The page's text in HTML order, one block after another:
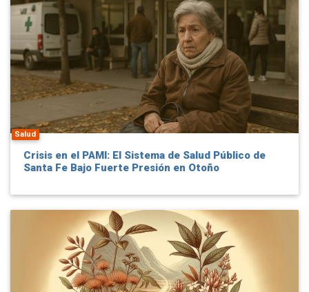
Salud
Crisis en el PAMI: El Sistema de Salud Público de
Santa Fe Bajo Fuerte Presión en Otoño